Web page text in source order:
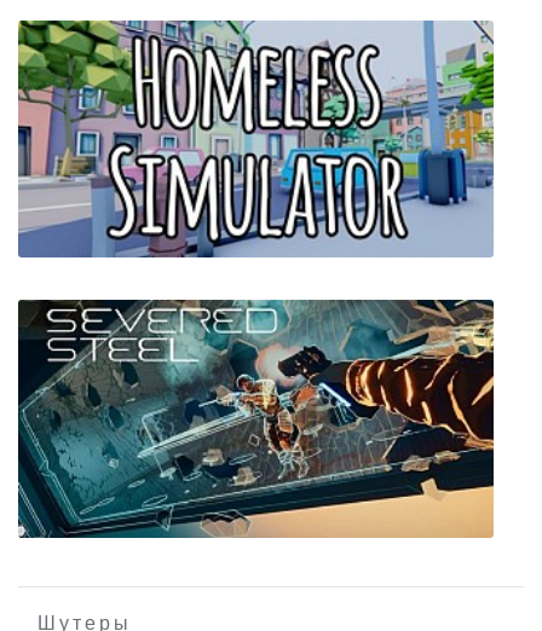
The Binding of Isaac: Afterbirth+
Homeless Simulator
Шутеры